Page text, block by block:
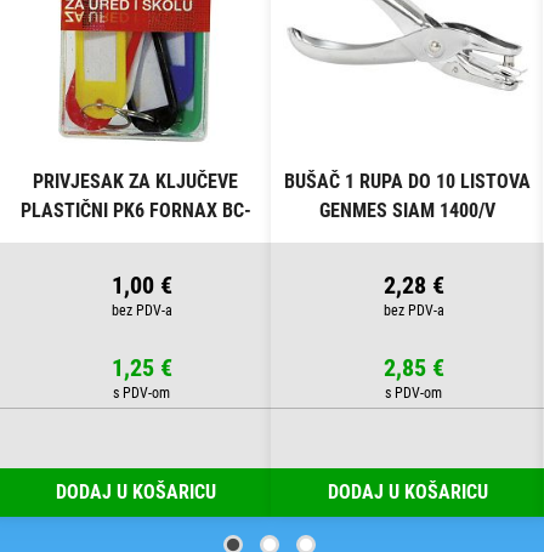
PRIVJESAK ZA KLJUČEVE
PLASTIČNI PK6 FORNAX BC-
B13 BLISTER
1,00 €
1,25 €
DODAJ U KOŠARICU
BUŠAČ 1 RUPA DO 10 LISTOVA
GENMES SIAM 1400/V
2,28 €
2,85 €
DODAJ U KOŠARICU